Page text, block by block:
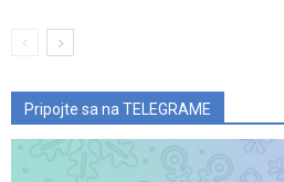
Pripojte sa na TELEGRAME